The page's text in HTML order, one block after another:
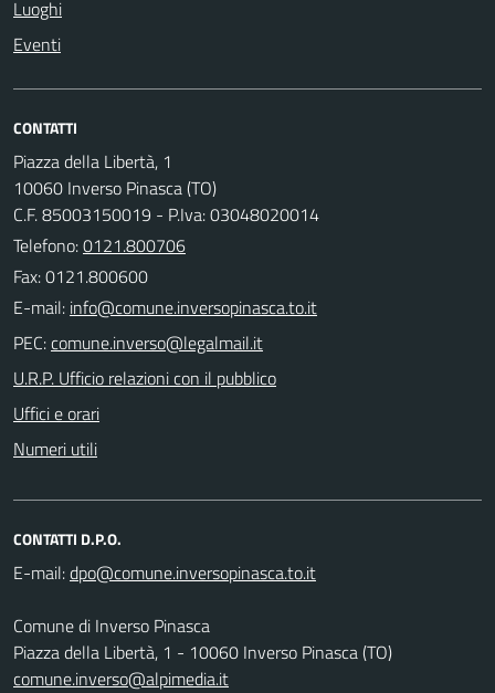
Luoghi
Eventi
CONTATTI
Piazza della Libertà, 1
10060 Inverso Pinasca (TO)
C.F. 85003150019 - P.Iva: 03048020014
Telefono:0121.800706
Fax: 0121.800600
E-mail:
PEC:
U.R.P. Ufficio relazioni con il pubblico
Uffici e orari
Numeri utili
CONTATTI D.P.O.
E-mail:
Comune di Inverso Pinasca
Piazza della Libertà, 1 - 10060 Inverso Pinasca (TO)
comune.inverso@alpimedia.it